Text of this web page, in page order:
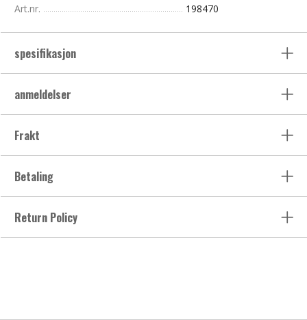
Art.nr. 198470
spesifikasjon
anmeldelser
Frakt
Betaling
Return Policy